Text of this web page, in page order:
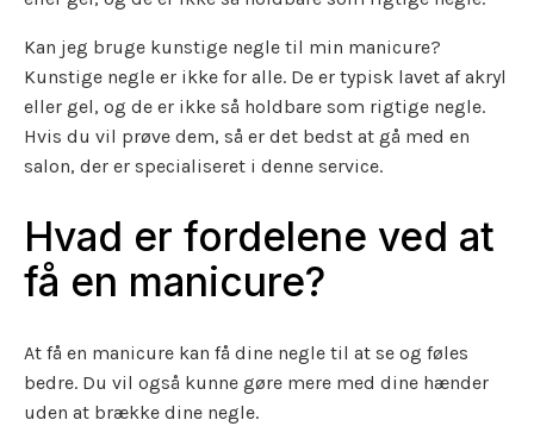
Kan jeg bruge kunstige negle til min manicure?
Kunstige negle er ikke for alle. De er typisk lavet af akryl
eller gel, og de er ikke så holdbare som rigtige negle.
Hvis du vil prøve dem, så er det bedst at gå med en
salon, der er specialiseret i denne service.
Hvad er fordelene ved at
få en manicure?
At få en manicure kan få dine negle til at se og føles
bedre. Du vil også kunne gøre mere med dine hænder
uden at brække dine negle.